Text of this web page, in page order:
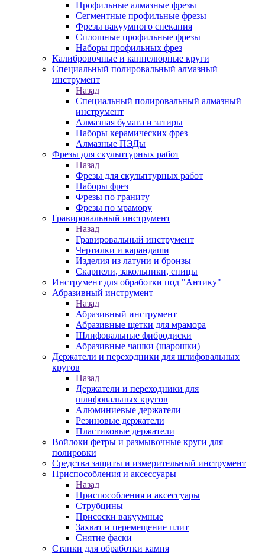
Профильные алмазные фрезы
Сегментные профильные фрезы
Фрезы вакуумного спекания
Сплошные профильные фрезы
Наборы профильных фрез
Калибровочные и каннелюрные круги
Специальный полировальный алмазный
инструмент
Назад
Специальный полировальный алмазный
инструмент
Алмазная бумага и затиры
Наборы керамических фрез
Алмазные ПЭДы
Фрезы для скульптурных работ
Назад
Фрезы для скульптурных работ
Наборы фрез
Фрезы по граниту
Фрезы по мрамору
Гравировальный инструмент
Назад
Гравировальный инструмент
Чертилки и карандаши
Изделия из латуни и бронзы
Скарпели, закольники, спицы
Инструмент для обработки под "Антику"
Абразивный инструмент
Назад
Абразивный инструмент
Абразивные щетки для мрамора
Шлифовальные фибродиски
Абразивные чашки (шарошки)
Держатели и переходники для шлифовальных
кругов
Назад
Держатели и переходники для
шлифовальных кругов
Алюминиевые держатели
Резиновые держатели
Пластиковые держатели
Войлоки фетры и размывочные круги для
полировки
Средства защиты и измерительный инструмент
Приспособления и аксессуары
Назад
Приспособления и аксессуары
Струбцины
Присоски вакуумные
Захват и перемещение плит
Снятие фаски
Станки для обработки камня